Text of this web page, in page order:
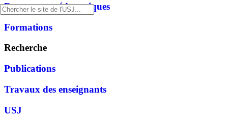
Documents pédagogiques
Formations
Recherche
Publications
Travaux des enseignants
USJ